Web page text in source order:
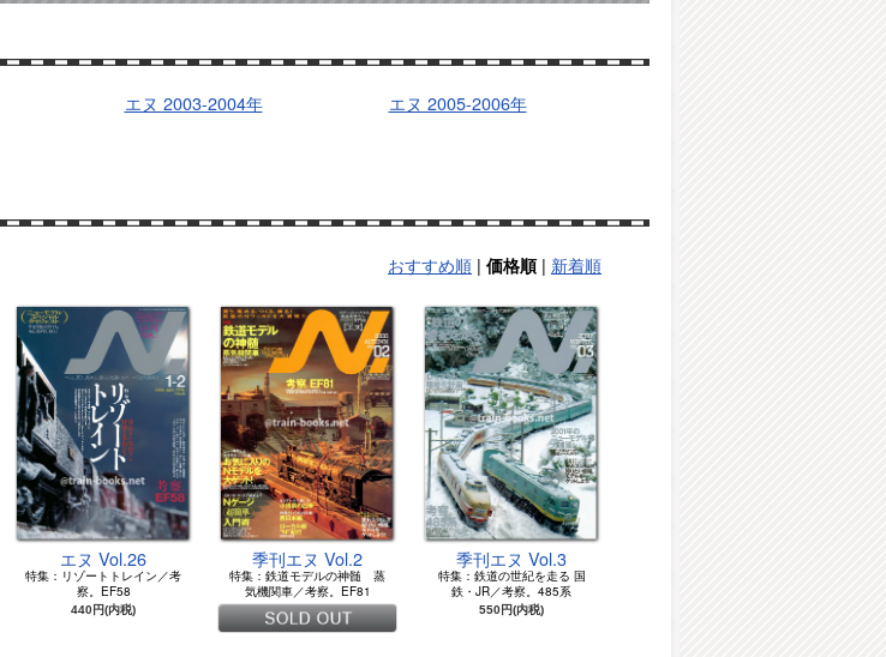
エヌ 2003-2004年
エヌ 2005-2006年
おすすめ順 | 価格順| 新着順
エヌ Vol.26
特集：リゾートトレイン／考
察。EF58
440円(内税)
季刊エヌ Vol.2
特集：鉄道モデルの神髄 蒸
気機関車／考察。EF81
季刊エヌ Vol.3
特集：鉄道の世紀を走る 国
鉄・JR／考察。485系
550円(内税)